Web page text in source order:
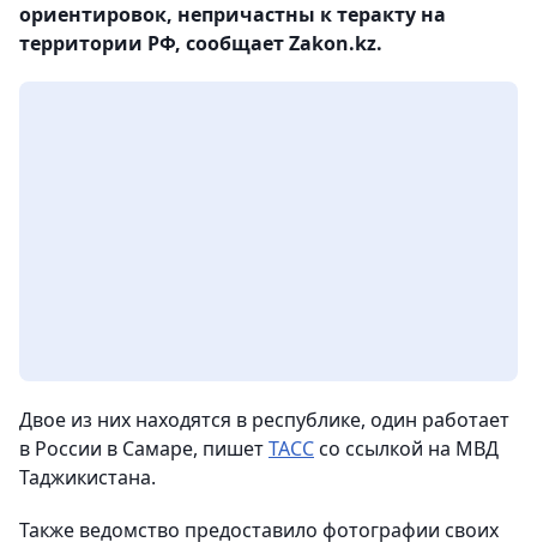
ориентировок, непричастны к теракту на
территории РФ, сообщает Zakon.kz.
Двое из них находятся в республике, один работает
в России в Самаре, пишетТАССсо ссылкой на МВД
Таджикистана.
Также ведомство предоставило фотографии своих